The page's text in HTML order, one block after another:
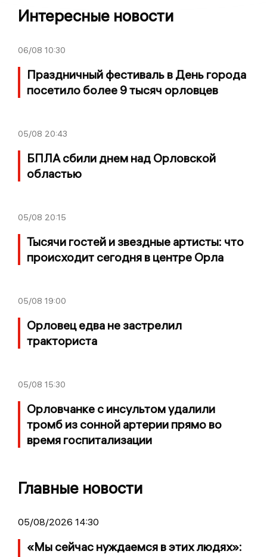
Интересные новости
06/08 10:30
Праздничный фестиваль в День города
посетило более 9 тысяч орловцев
05/08 20:43
БПЛА сбили днем над Орловской
областью
05/08 20:15
Тысячи гостей и звездные артисты: что
происходит сегодня в центре Орла
05/08 19:00
Орловец едва не застрелил
тракториста
05/08 15:30
Орловчанке с инсультом удалили
тромб из сонной артерии прямо во
время госпитализации
Главные новости
05/08/2026 14:30
«Мы сейчас нуждаемся в этих людях»: